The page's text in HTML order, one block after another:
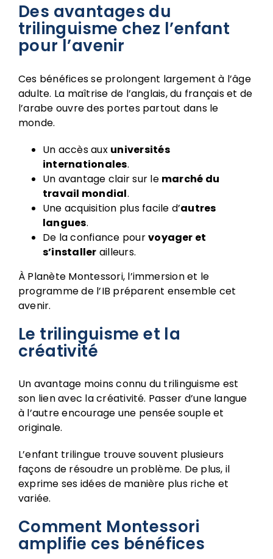
Des avantages du
trilinguisme chez l’enfant
pour l’avenir
Ces bénéfices se prolongent largement à l’âge
adulte. La maîtrise de l’anglais, du français et de
l’arabe ouvre des portes partout dans le
monde.
Un accès aux universités
internationales.
Un avantage clair sur le marché du
travail mondial.
Une acquisition plus facile d’autres
langues.
De la confiance pourvoyager et
s’installer ailleurs.
À Planète Montessori, l’immersion et le
programme de l’IB préparent ensemble cet
avenir.
Le trilinguisme et la
créativité
Un avantage moins connu du trilinguisme est
son lien avec la créativité. Passer d’une langue
à l’autre encourage une pensée souple et
originale.
L’enfant trilingue trouve souvent plusieurs
façons de résoudre un problème. De plus, il
exprime ses idées de manière plus riche et
variée.
Comment Montessori
amplifie ces bénéfices